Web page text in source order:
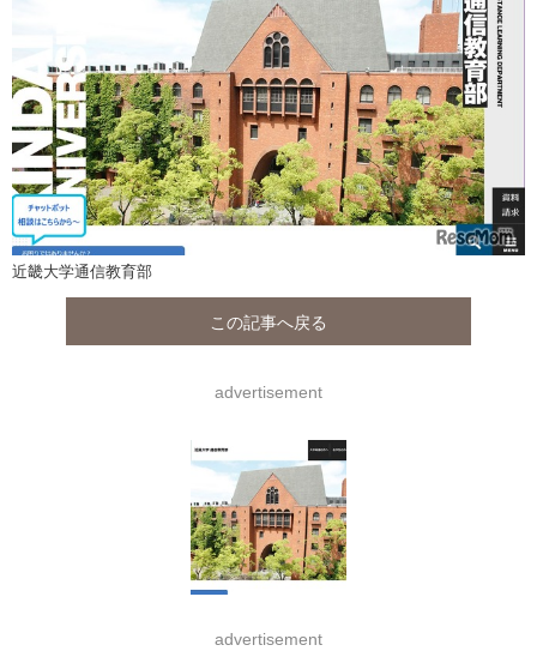
近畿大学通信教育部
この記事へ戻る
advertisement
advertisement